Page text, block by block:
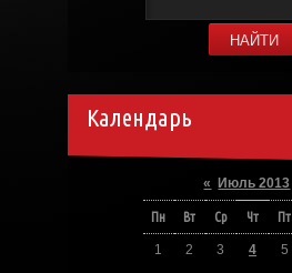
Календарь
« Июль 2013
Пн Вт Ср Чт Пт
1 2 3 4 5